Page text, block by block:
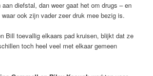
diefstal, dan weer gaat het om drugs – en
ook zijn vader zeer druk mee bezig is.
Bill toevallig elkaars pad kruisen, blijkt dat ze
toch heel veel met elkaar gemeen